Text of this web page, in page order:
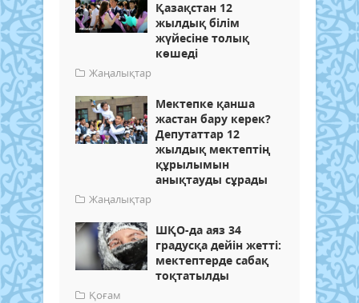
Қазақстан 12
жылдық білім
жүйесіне толық
көшеді
Жаңалықтар
Мектепке қанша
жастан бару керек?
Депутаттар 12
жылдық мектептің
құрылымын
анықтауды сұрады
Жаңалықтар
ШҚО-да аяз 34
градусқа дейін жетті:
мектептерде сабақ
тоқтатылды
Қоғам